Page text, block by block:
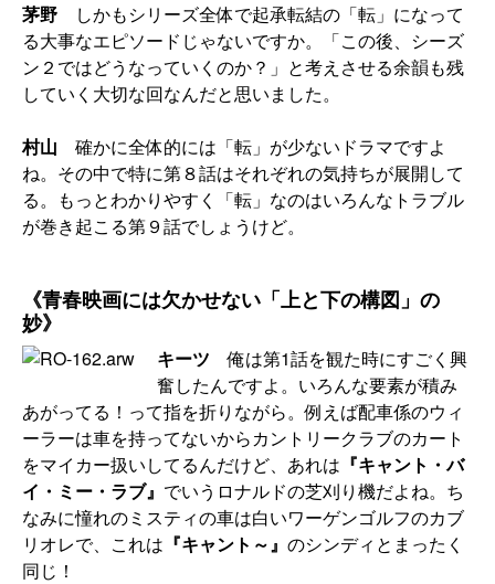
茅野 しかもシリーズ全体で起承転結の「転」になって
る大事なエピソードじゃないですか。「この後、シーズ
ン２ではどうなっていくのか？」と考えさせる余韻も残
していく大切な回なんだと思いました。
村山 確かに全体的には「転」が少ないドラマですよ
ね。その中で特に第８話はそれぞれの気持ちが展開して
る。もっとわかりやすく「転」なのはいろんなトラブル
が巻き起こる第９話でしょうけど。
《青春映画には欠かせない「上と下の構図」の
妙》
キーツ 俺は第1話を観た時にすごく興
奮したんですよ。いろんな要素が積み
あがってる！って指を折りながら。例えば配車係のウィ
ーラーは車を持ってないからカントリークラブのカート
をマイカー扱いしてるんだけど、あれは 『キャント・バ
イ・ミー・ラブ』 でいうロナルドの芝刈り機だよね。ち
なみに憧れのミスティの車は白いワーゲンゴルフのカブ
リオレで、これは 『キャント～』 のシンディとまったく
同じ！